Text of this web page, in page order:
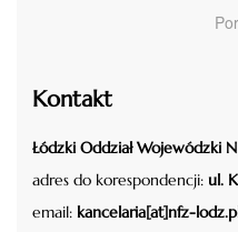
Kontakt
Łódzki Oddział Wojewódzki
adres do korespondencji: ul.
email: kancelaria[at]nfz-